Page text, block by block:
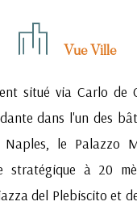
Vue Ville
situé via Carlo de
dans l'un des
le Palazzo
stratégique à 20
del Plebiscito et